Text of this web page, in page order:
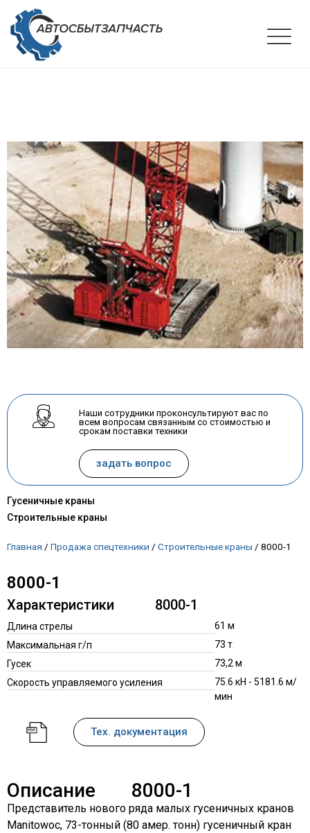
Наши сотрудники проконсультируют вас по
всем вопросам связанным со стоимостью и
срокам поставки техники
задать вопрос
Гусеничные краны
Строительные краны
Главная / Продажа спецтехники / Строительные краны / 8000-1
8000-1
Характеристики 8000-1
Длина стрелы
61 м
Максимальная г/п
73 т
Гусек
73,2 м
Скорость управляемого усиления
75.6 кН - 5181.6 м/
мин
Тех. документация
Описание 8000-1
Представитель нового ряда малых гусеничных кранов
Manitowoc, 73-тонный (80 амер. тонн) гусеничный кран